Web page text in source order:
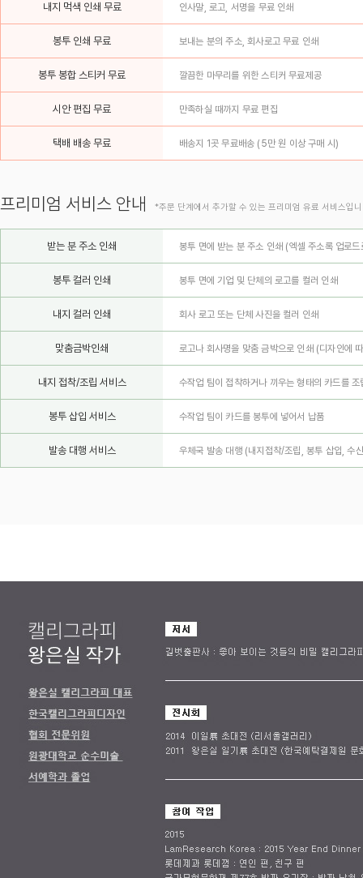
내지 먹색 인쇄 무료 인사말, 로고, 서명을 무료 인쇄
봉투 인쇄 무료 보내는 분의 주소, 회사로고 무료 인쇄
봉투 봉합 스티커 무료 깔끔한 마무리를 위한 스티커 무료제공
시안 편집 무료 만족하실 때까지 무료 편집
택배 배송 무료 배송지 1곳 무료배송 (5만 원 이상 구매 시)
프리미엄 서비스 안내 *주문 단계에서 추가할 수 있는 프리미엄 유료 서비스입
받는 분 주소 인쇄 봉투 면에 받는 분 주소 인쇄 (엑셀 주소록 업로
봉투 컬러 인쇄 봉투 면에 기업 및 단체의 로고를 컬러 인쇄
내지 컬러 인쇄 회사 로고 또는 단체 사진을 컬러 인쇄
맞춤금박인쇄 로고나 회사명을 맞춤 금박으로 인쇄 (디자인에
내지 접착/조립 서비스 수작업 팀이 접착하거나 끼우는 형태의 카드를 조
봉투 삽입 서비스 수작업 팀이 카드를 봉투에 넣어서 납품
발송 대행 서비스 우체국 발송 대행 (내지접착/조립, 봉투 삽입, 수